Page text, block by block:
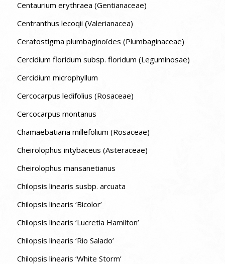
Centaurium erythraea (Gentianaceae)
Centranthus lecoqii (Valerianacea)
Ceratostigma plumbaginoïdes (Plumbaginaceae)
Cercidium floridum subsp. floridum (Leguminosae)
Cercidium microphyllum
Cercocarpus ledifolius (Rosaceae)
Cercocarpus montanus
Chamaebatiaria millefolium (Rosaceae)
Cheirolophus intybaceus (Asteraceae)
Cheirolophus mansanetianus
Chilopsis linearis susbp. arcuata
Chilopsis linearis ‘Bicolor’
Chilopsis linearis ‘Lucretia Hamilton’
Chilopsis linearis ‘Rio Salado’
Chilopsis linearis ‘White Storm’